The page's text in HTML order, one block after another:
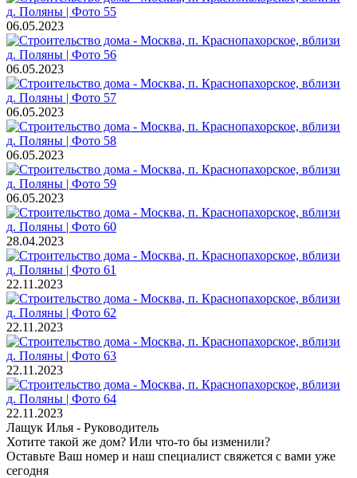
06.05.2023
06.05.2023
06.05.2023
06.05.2023
06.05.2023
28.04.2023
22.11.2023
22.11.2023
22.11.2023
22.11.2023
Лащук Илья - Руководитель
Хотите такой же дом? Или что-то бы изменили?
Оставьте Ваш номер и наш специалист свяжется с вами уже
сегодня